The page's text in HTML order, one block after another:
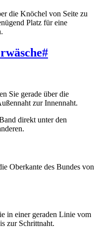
die Knöchel von Seite zu
Platz für eine
#
Sie gerade über die
zur Innennaht.
direkt unter den
Oberkante des Bundes von
in einer geraden Linie vom
zur Schrittnaht.